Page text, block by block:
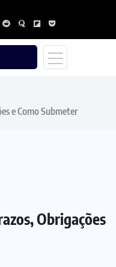
e Como Submeter
Obrigações